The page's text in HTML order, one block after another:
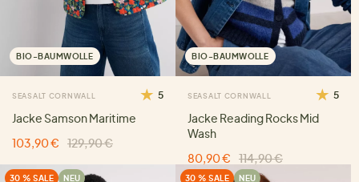
BIO-BAUMWOLLE
SEASALT CORNWALL 5
Jacke Samson Maritime
103,90 €
129,90 €
BIO-BAUMWOLLE
SEASALT CORNWALL 5
Jacke Reading Rocks Mid
Wash
80,90 €
114,90 €
30 % SALE NEU 30 % SALE NEU